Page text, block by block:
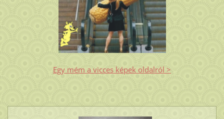
Egy mém a vicces képek oldalról >